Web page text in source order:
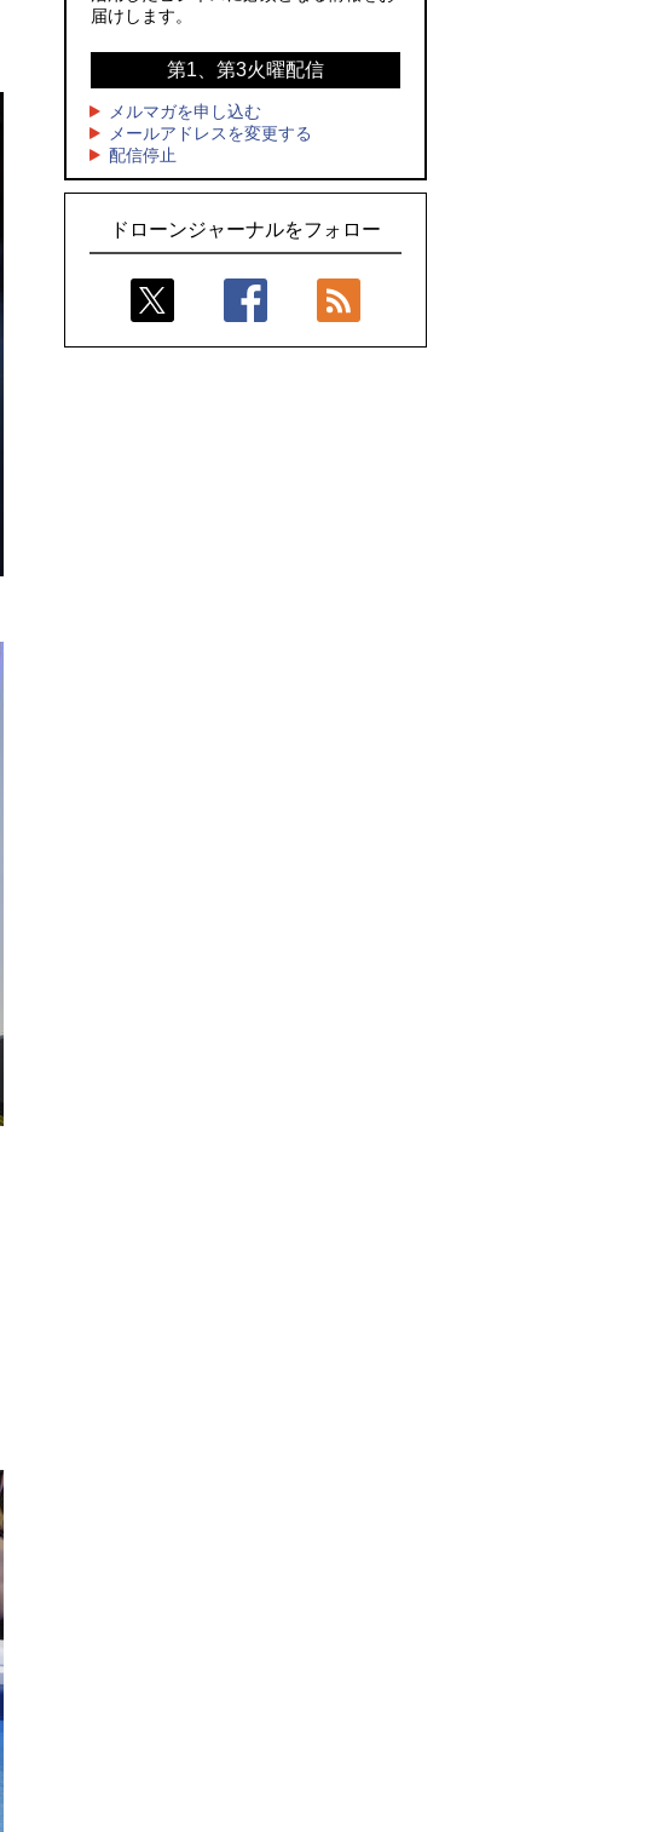
グラム」にテラドローンが採択、国産機
で量産調達を目指す
そらとぶタクシー、ハイブリッドeVTOL
開発のPLANA社と独占契約
大800機のドローンショーを実施
サザンビーチちがさき花火大会で「復活
ブ中継と連動した支援企画
ロボデックス、2時間超の飛行を目指す新
型水素燃料電池ドローンを公開
5
防衛だけではない、測量から屋内点検ま
ン
届けします。
第1、第3火曜配信
メルマガを申し込む
メールアドレスを変更する
配信停止
ドローンジャーナルをフォロー